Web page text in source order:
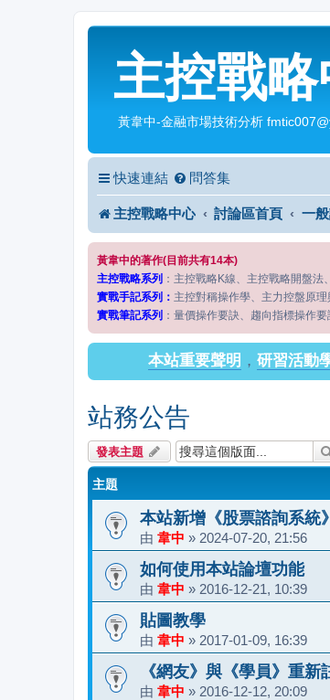
主控戰
黃韋中-金融市場技術分析
快速連結 問答集
主控戰略中心 討論區首頁 一
黃韋中的著作(目前共有14本)
主控戰略系列 ：主控戰略K線、主控戰略開盤
實戰手記系列： 主控對稱操作學、主力控盤原
實戰筆記系列 ：量價操作要訣、趨向指標操作
本站重要聲明 ， 研習活動
站務公告
發表主題
主題
本站新增《股票諮詢系統
由 韋中 » 2024-07-20, 21:56
如何使用本站論壇功能
由 韋中 » 2016-12-21, 10:39
貼圖教學
由 韋中 » 2017-01-09, 16:39
《網友》與《學員》重
由 韋中 » 2016-12-12, 20:09